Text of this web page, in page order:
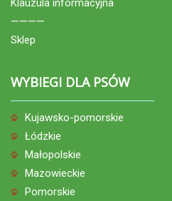
Klauzula informacyjna
————
Sklep
WYBIEGI DLA PSÓW
Kujawsko-pomorskie
Łódzkie
Małopolskie
Mazowieckie
Pomorskie